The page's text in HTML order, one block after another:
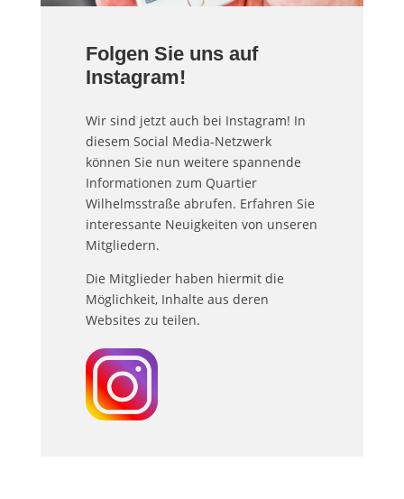
Folgen Sie uns auf
Instagram!
Wir sind jetzt auch bei Instagram! In
diesem Social Media-Netzwerk
können Sie nun weitere spannende
Informationen zum Quartier
Wilhelmsstraße abrufen. Erfahren Sie
interessante Neuigkeiten von unseren
Mitgliedern.
Die Mitglieder haben hiermit die
Möglichkeit, Inhalte aus deren
Websites zu teilen.